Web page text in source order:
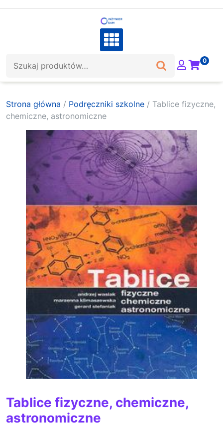
0
Strona główna / Podręczniki szkolne / Tablice fizyczne,
chemiczne, astronomiczne
Tablice fizyczne, chemiczne,
astronomiczne